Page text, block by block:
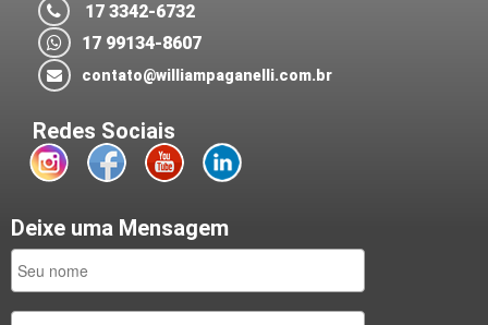
17 3342-6732
17 99134-8607
contato@williampaganelli.com.br
Redes Sociais
Deixe uma Mensagem